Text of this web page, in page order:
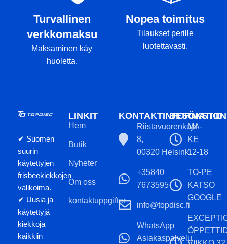
Turvallinen
verkkomaksu
Maksaminen käy
huoletta.
Nopea toimitus
Tilaukset perille
luotettavasti.
✔ Suomen
suurin
käytettyjen
frisbeekiekkojen
valikoima.
✔ Uusia ja
käytettyjä
kiekkoja
kaikkiin
LINKIT
Hem
Butik
Nyheter
Om oss
kontaktuppgifter
KONTAKTINFORMATION
Riistavuorenkuja
8,
00320 Helsinki
+35840
7673595
info@topdisc.fi
WhatsApp
Asiakaspalvelu
BESÖKSTID
MA-
KE
12-18
TO-PE
KATSO
GOOGLE